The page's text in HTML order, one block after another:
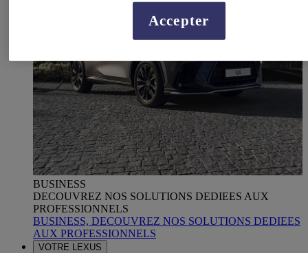
BUSINESS
DECOUVREZ NOS SOLUTIONS DEDIEES AUX
PROFESSIONNELS
BUSINESS, DECOUVREZ NOS SOLUTIONS DEDIEES
AUX PROFESSIONNELS
VOTRE LEXUS
Accepter